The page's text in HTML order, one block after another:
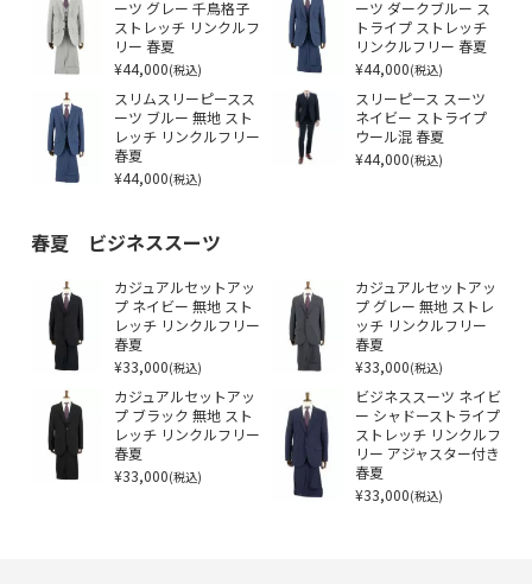
ーツ グレー 千鳥格子
ストレッチ リンクルフ
リー 春夏
¥44,000(税込)
ーツ ダークブルー ス
トライプ ストレッチ
リンクルフリー 春夏
¥44,000(税込)
スリムスリーピースス
ーツ ブルー 無地 スト
レッチ リンクルフリー
春夏
¥44,000(税込)
スリーピース スーツ
ネイビー ストライプ
ウール混 春夏
¥44,000(税込)
春夏 ビジネススーツ
カジュアルセットアッ
プ ネイビー 無地 スト
レッチ リンクルフリー
春夏
¥33,000(税込)
カジュアルセットアッ
プ グレー 無地 ストレ
ッチ リンクルフリー
春夏
¥33,000(税込)
カジュアルセットアッ
プ ブラック 無地 スト
レッチ リンクルフリー
春夏
¥33,000(税込)
ビジネススーツ ネイビ
ー シャドーストライプ
ストレッチ リンクルフ
リー アジャスター付き
春夏
¥33,000(税込)